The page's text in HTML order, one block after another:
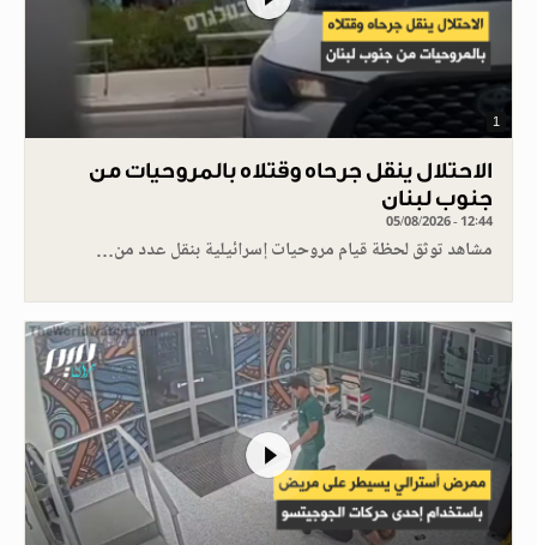
1
الاحتلال ينقل جرحاه وقتلاه بالمروحيات من
جنوب لبنان
05/08/2026 - 12:44
مشاهد توثق لحظة قيام مروحيات إسرائيلية بنقل عدد من…